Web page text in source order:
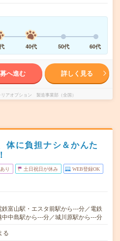
40代 50代 60代
へ進む 詳しく見る
アオプション 製造事業部（全国）
体に負担ナシ＆かんた
り 土日祝日が休み WEB登録OK
富山駅・エスタ前駅から---分／電鉄
中島駅から---分／城川原駅から---分
る